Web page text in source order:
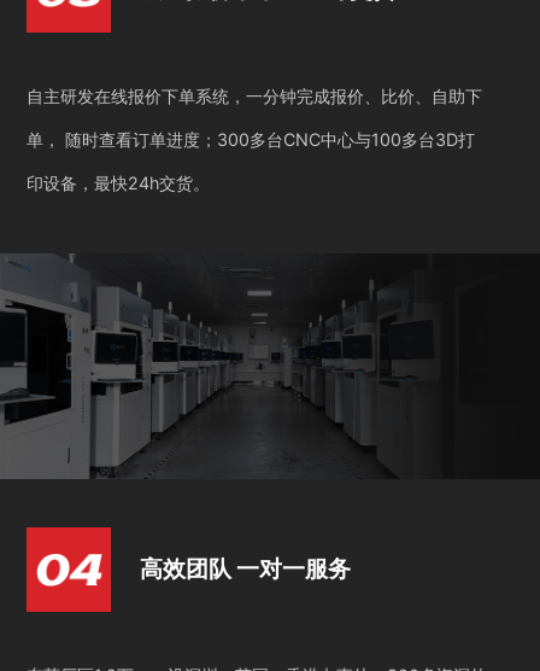
自主研发在线报价下单系统，一分钟完成报价、比价、自助下
单， 随时查看订单进度；300多台CNC中心与100多台3D打
印设备，最快24h交货。
高效团队 一对一服务